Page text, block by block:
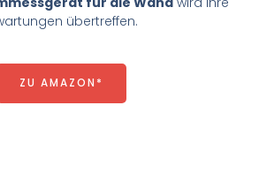
übertreffen.
ZU AMAZON*